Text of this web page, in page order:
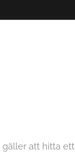
gäller att hitta ett